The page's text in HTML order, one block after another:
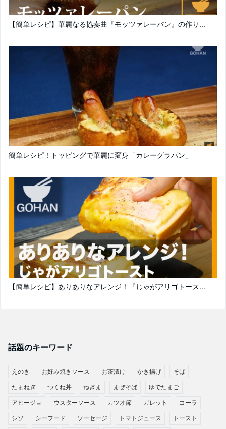
【簡単レシピ】華麗なる協奏曲『モッツァレーパン』の作り...
簡単レシピ！トッピングで華麗に変身「カレーグラパン」
【簡単レシピ】ありありなアレンジ！『じゃがアリゴトース...
話題のキーワード
えのき お好み焼きソース お茶漬け かき揚げ そば
たまねぎ つくね丼 ねぎま まぜそば ゆでたまご
アヒージョ ウスターソース カツオ節 ガレット コーラ
シソ シーフード ソーセージ トマトジュース トースト